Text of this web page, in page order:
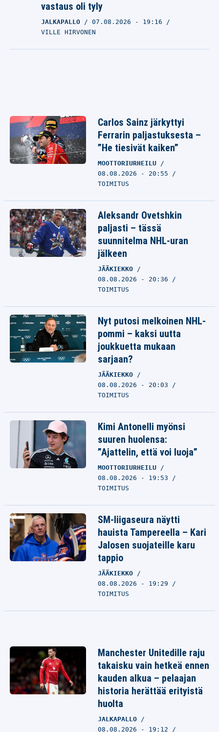
vastaus oli tyly
JALKAPALLO 07.08.2026 - 19:16
VILLE HIRVONEN
Carlos Sainz järkyttyi
Ferrarin paljastuksesta –
”He tiesivät kaiken”
MOOTTORIURHEILU
08.08.2026 - 20:55
TOIMITUS
Aleksandr Ovetshkin
paljasti – tässä
suunnitelma NHL-uran
jälkeen
JÄÄKIEKKO
08.08.2026 - 20:36
TOIMITUS
Nyt putosi melkoinen NHL-
pommi – kaksi uutta
joukkuetta mukaan
sarjaan?
JÄÄKIEKKO
08.08.2026 - 20:03
TOIMITUS
Kimi Antonelli myönsi
suuren huolensa:
”Ajattelin, että voi luoja”
MOOTTORIURHEILU
08.08.2026 - 19:53
TOIMITUS
SM-liigaseura näytti
hauista Tampereella – Kari
Jalosen suojateille karu
tappio
JÄÄKIEKKO
08.08.2026 - 19:29
TOIMITUS
Manchester Unitedille raju
takaisku vain hetkeä ennen
kauden alkua – pelaajan
historia herättää erityistä
huolta
JALKAPALLO
08.08.2026 - 19:12